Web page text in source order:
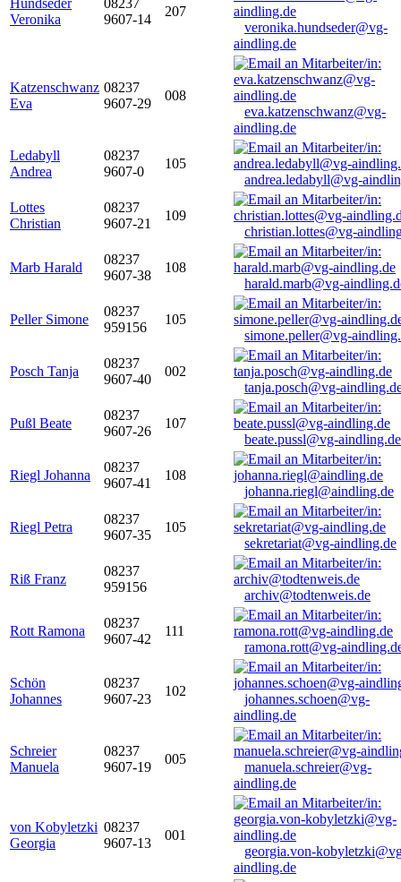
Hundseder
Veronika
08237
9607-14
207
veronika.hundseder@vg-
aindling.de
Katzenschwanz
Eva
08237
9607-29
008
eva.katzenschwanz@vg-
aindling.de
Ledabyll
Andrea
08237
9607-0
105
andrea.ledabyll@vg-
Lottes
Christian
08237
9607-21
109
christian.lottes@vg-
Marb Harald
08237
9607-38
108
harald.marb@vg-
Peller Simone
08237
959156
105
simone.peller@vg-
Posch Tanja
08237
9607-40
002
tanja.posch@vg-
Pußl Beate
08237
9607-26
107
beate.pussl@vg-aindling.de
Riegl Johanna
08237
9607-41
108
johanna.riegl@aindling.de
Riegl Petra
08237
9607-35
105
sekretariat@vg-aindling.de
Riß Franz
08237
959156
archiv@todtenweis.de
Rott Ramona
08237
9607-42
111
ramona.rott@vg-
Schön
Johannes
08237
9607-23
102
johannes.schoen@vg-
aindling.de
Schreier
Manuela
08237
9607-19
005
manuela.schreier@vg-
aindling.de
von Kobyletzki
Georgia
08237
9607-13
001
georgia.von-
aindling.de